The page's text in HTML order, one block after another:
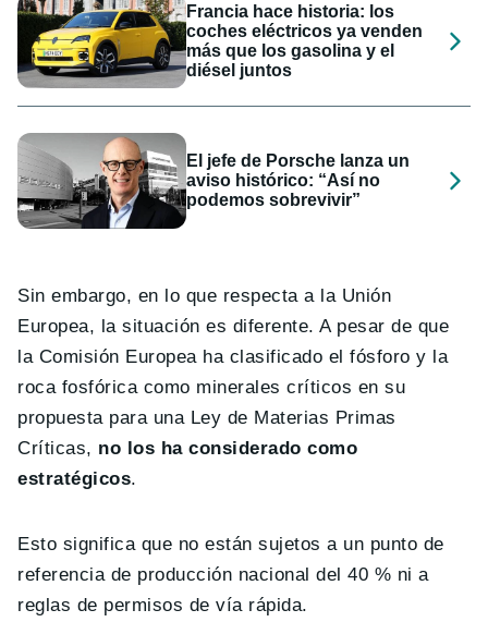
Francia hace historia: los
coches eléctricos ya venden
más que los gasolina y el
diésel juntos
El jefe de Porsche lanza un
aviso histórico: “Así no
podemos sobrevivir”
Sin embargo, en lo que respecta a la Unión
Europea, la situación es diferente. A pesar de que
la Comisión Europea ha clasificado el fósforo y la
roca fosfórica como minerales críticos en su
propuesta para una Ley de Materias Primas
Críticas, no los ha considerado como
estratégicos.
Esto significa que no están sujetos a un punto de
referencia de producción nacional del 40 % ni a
reglas de permisos de vía rápida.